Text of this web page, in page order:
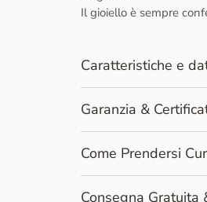
Il gioiello è sempre
Caratteristiche e
Garanzia &
Come Prendersi
Consegna Gratuita